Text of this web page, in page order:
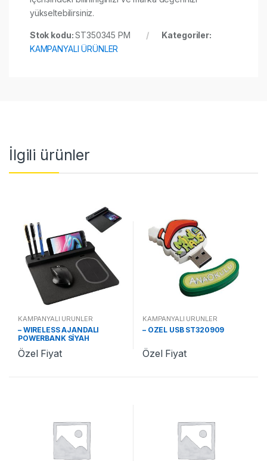
yükseltebilirsiniz.
Stok kodu:ST350345 PM
Kategoriler:
KAMPANYALI ÜRÜNLER
İlgili ürünler
KAMPANYALI ÜRÜNLER
– WIRELESS AJANDALI
POWERBANK SİYAH
ST321310
Özel Fiyat
KAMPANYALI ÜRÜNLER
– ÖZEL USB ST320909
Özel Fiyat